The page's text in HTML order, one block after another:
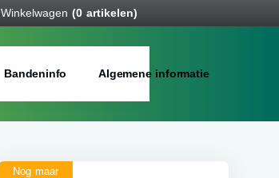
Winkelwagen (0 artikelen)
Bandeninfo Algemene informatie
Nog maar